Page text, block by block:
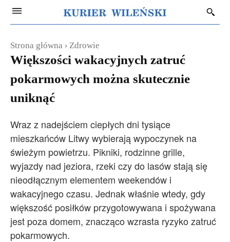
Strona główna Zdrowie
Większości wakacyjnych zatruć
pokarmowych można skutecznie
uniknąć
Wraz z nadejściem ciepłych dni tysiące
mieszkańców Litwy wybierają wypoczynek na
świeżym powietrzu. Pikniki, rodzinne grille,
wyjazdy nad jeziora, rzeki czy do lasów stają się
nieodłącznym elementem weekendów i
wakacyjnego czasu. Jednak właśnie wtedy, gdy
większość posiłków przygotowywana i spożywana
jest poza domem, znacząco wzrasta ryzyko zatruć
pokarmowych.